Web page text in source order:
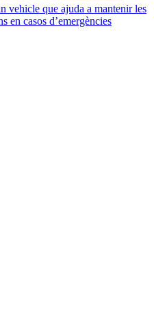
vehicle que ajuda a mantenir les
en casos d’emergències